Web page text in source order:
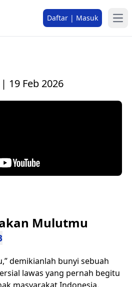
Daftar | Masuk
19 Feb 2026
Mulutmu
demikianlah bunyi sebuah
lawas yang pernah begitu